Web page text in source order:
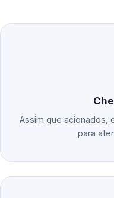
Assim que acionados,
para